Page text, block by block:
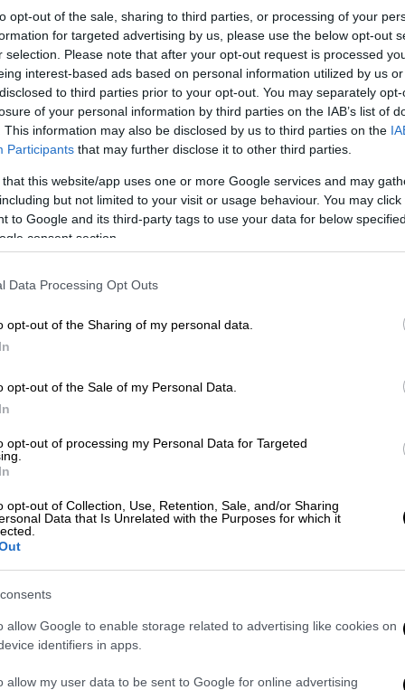
opt-out of the sale, sharing to third parties, or processing of your
for targeted advertising by us, please use the below opt-out
selection. Please note that after your opt-out request is processed
interest-based ads based on personal information utilized by us
to third parties prior to your opt-out. You may separately
of your personal information by third parties on the IAB’s list of
This information may also be disclosed by us to third parties on the
Participants that may further disclose it to other third parties.
that this website/app uses one or more Google services and may
but not limited to your visit or usage behaviour. You may
to Google and its third-party tags to use your data for below
consent section.
Data Processing Opt Outs
opt-out of the Sharing of my personal data.
opt-out of the Sale of my Personal Data.
opt-out of processing my Personal Data for Targeted
opt-out of Collection, Use, Retention, Sale, and/or Sharing
Data that Is Unrelated with the Purposes for which it
allow Google to enable storage related to advertising like cookies on
identifiers in apps.
allow my user data to be sent to Google for online advertising
Ο μονόλογος του Γιάννη Σολδάτου
«Αθηνάς Παναγούλη, Επιτάφιος» θα
παρουσιάζεται κάθε Παρασκευή και
Σάββατο στις 21:00 και Κυριακές στις
18:00 έως τις 4 Ιουνίου, για 10 μόνο
παραστάσεις
Θέατρο|13.11.2022 10:00
Ράνια Σχίζα στο ethnos.gr: «Η
σχέση του Κώστα Ταχτσή με τη
μητέρα του ήταν πονεμένη,
τιμωρητική και άδικη»
μονολόγου «Η μάνα αυτουνού… Έλλη
μιλήσαμε με την ηθοποιό Ράνια Σχίζα
Θέατρο 03.05.2022 01:18
επίκαιρο από ποτέ για 4
συλλεκτικές παραστάσεις στο
στο VAULT την περίοδο 2020 - 2021,
όπου διεκόπη με κρατική εντολή,
λόγω της πανδημίας